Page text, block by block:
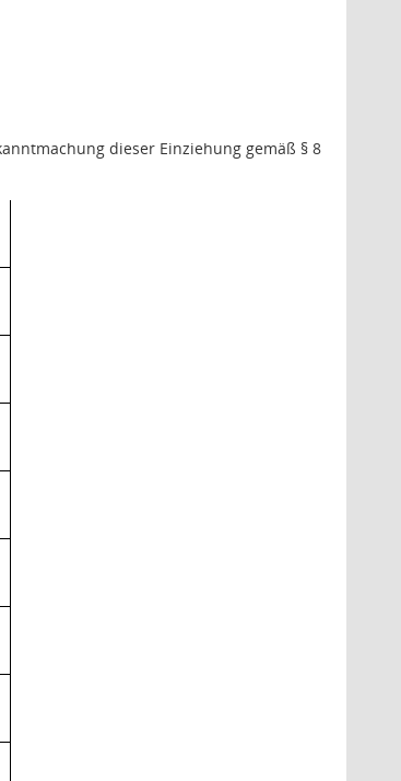
dieser Einziehung gemäß § 8